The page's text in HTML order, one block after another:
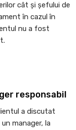
cât și șefului de
în cazul în
nu a fost
responsabil
a discutat
manager, la